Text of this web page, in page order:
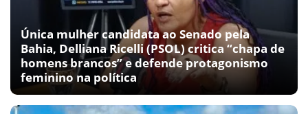
Única mulher candidata ao Senado pela
Bahia, Delliana Ricelli (PSOL) critica “chapa de
homens brancos” e defende protagonismo
feminino na política